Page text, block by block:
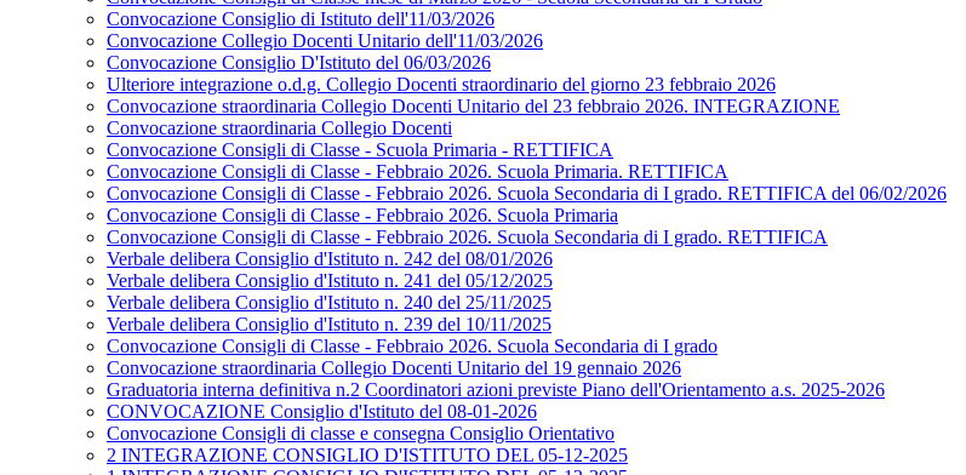
Convocazione Consiglio di Istituto dell'11/03/2026
Convocazione Collegio Docenti Unitario dell'11/03/2026
Convocazione Consiglio D'Istituto del 06/03/2026
Ulteriore integrazione o.d.g. Collegio Docenti straordinario del giorno 23 febbraio 2026
Convocazione straordinaria Collegio Docenti Unitario del 23 febbraio 2026. INTEGRAZIONE
Convocazione straordinaria Collegio Docenti
Convocazione Consigli di Classe - Scuola Primaria - RETTIFICA
Convocazione Consigli di Classe - Febbraio 2026. Scuola Primaria. RETTIFICA
Convocazione Consigli di Classe - Febbraio 2026. Scuola Secondaria di I grado. RETTIFICA del 06/02/2026
Convocazione Consigli di Classe - Febbraio 2026. Scuola Primaria
Convocazione Consigli di Classe - Febbraio 2026. Scuola Secondaria di I grado. RETTIFICA
Verbale delibera Consiglio d'Istituto n. 242 del 08/01/2026
Verbale delibera Consiglio d'Istituto n. 241 del 05/12/2025
Verbale delibera Consiglio d'Istituto n. 240 del 25/11/2025
Verbale delibera Consiglio d'Istituto n. 239 del 10/11/2025
Convocazione Consigli di Classe - Febbraio 2026. Scuola Secondaria di I grado
Convocazione straordinaria Collegio Docenti Unitario del 19 gennaio 2026
Graduatoria interna definitiva n.2 Coordinatori azioni previste Piano dell'Orientamento a.s. 2025-2026
CONVOCAZIONE Consiglio d'Istituto del 08-01-2026
Convocazione Consigli di classe e consegna Consiglio Orientativo
2 INTEGRAZIONE CONSIGLIO D'ISTITUTO DEL 05-12-2025